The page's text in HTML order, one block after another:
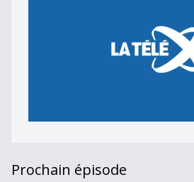
Prochain épisode